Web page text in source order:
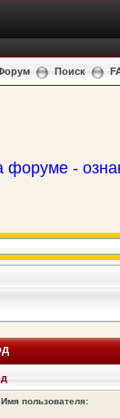
Поиск
-
Имя пользователя: